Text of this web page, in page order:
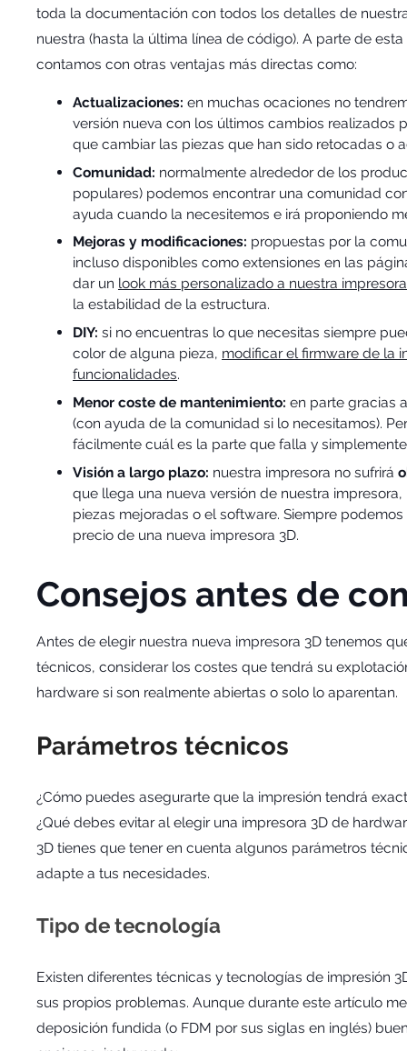
toda la documentación con todos los detalles de
nuestra (hasta la última línea de código). A parte de
contamos con otras ventajas más directas como:
Actualizaciones: en muchas ocaciones no
versión nueva con los últimos cambios realizados
que cambiar las piezas que han sido retocadas o
Comunidad: normalmente alrededor de los
populares) podemos encontrar una comunidad
ayuda cuando la necesitemos e irá proponiendo
Mejoras y modificaciones: propuestas por la
incluso disponibles como extensiones en las
dar un look más personalizado a nuestra impresora
la estabilidad de la estructura.
DIY: si no encuentras lo que necesitas siempre
color de alguna pieza, modificar el firmware de la
funcionalidades.
Menor coste de mantenimiento: en parte gracias
(con ayuda de la comunidad si lo necesitamos).
fácilmente cuál es la parte que falla y
Visión a largo plazo: nuestra impresora no sufrirá
que llega una nueva versión de nuestra
piezas mejoradas o el software. Siempre
precio de una nueva impresora 3D.
Consejos antes de
Antes de elegir nuestra nueva impresora 3D tenemos
técnicos, considerar los costes que tendrá su
hardware si son realmente abiertas o solo lo aparentan.
Parámetros técnicos
¿Cómo puedes asegurarte que la impresión tendrá
¿Qué debes evitar al elegir una impresora 3D de
3D tienes que tener en cuenta algunos parámetros
adapte a tus necesidades.
Tipo de tecnología
Existen diferentes técnicas y tecnologías de impresión
sus propios problemas. Aunque durante este artículo
deposición fundida (o FDM por sus siglas en inglés)